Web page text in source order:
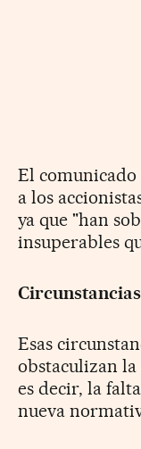
El
a los
ya que "han
insuperables
Esas
obstaculizan la
es decir, la
nueva